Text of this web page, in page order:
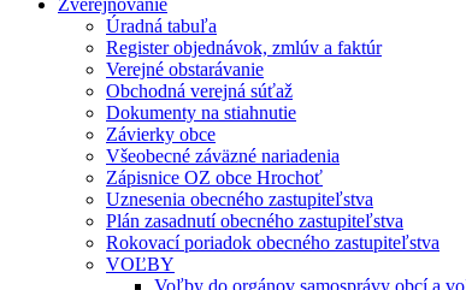
Zverejňovanie
Úradná tabuľa
Register objednávok, zmlúv a faktúr
Verejné obstarávanie
Obchodná verejná súťaž
Dokumenty na stiahnutie
Závierky obce
Všeobecné záväzné nariadenia
Zápisnice OZ obce Hrochoť
Uznesenia obecného zastupiteľstva
Plán zasadnutí obecného zastupiteľstva
Rokovací poriadok obecného zastupiteľstva
VOĽBY
Voľby do orgánov samosprávy obcí a